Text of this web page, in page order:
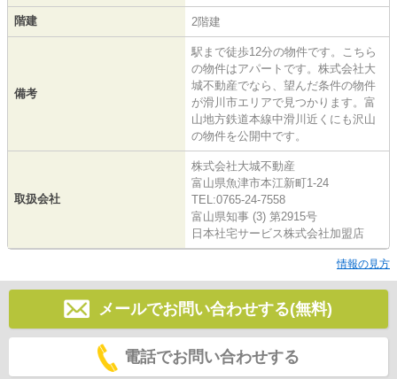
階建 2階建
備考
駅まで徒歩12分の物件です。こちら
の物件はアパートです。株式会社大
城不動産でなら、望んだ条件の物件
が滑川市エリアで見つかります。富
山地方鉄道本線中滑川近くにも沢山
の物件を公開中です。
取扱会社
株式会社大城不動産
富山県魚津市本江新町1-24
TEL:0765-24-7558
富山県知事 (3) 第2915号
日本社宅サービス株式会社加盟店
情報の見方
メールでお問い合わせする(無料)
電話でお問い合わせする